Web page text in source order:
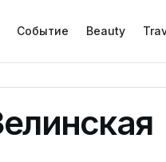
Событие Beauty